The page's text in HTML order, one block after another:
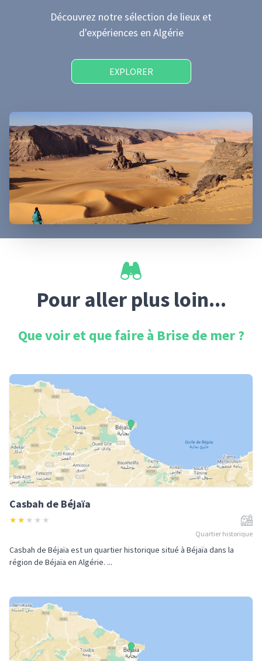
Découvrez notre sélection de lieux et
d'expériences en Algérie
EXPLORER
Pour aller plus loin...
Que voir et que faire à Brise de mer?
Casbah de Béjaïa
★★ ★ ★ ★
Quartier historique
Casbah de Béjaïa est un quartier historique situé à Béjaïa dans la
région de Béjaïa en Algérie. ...